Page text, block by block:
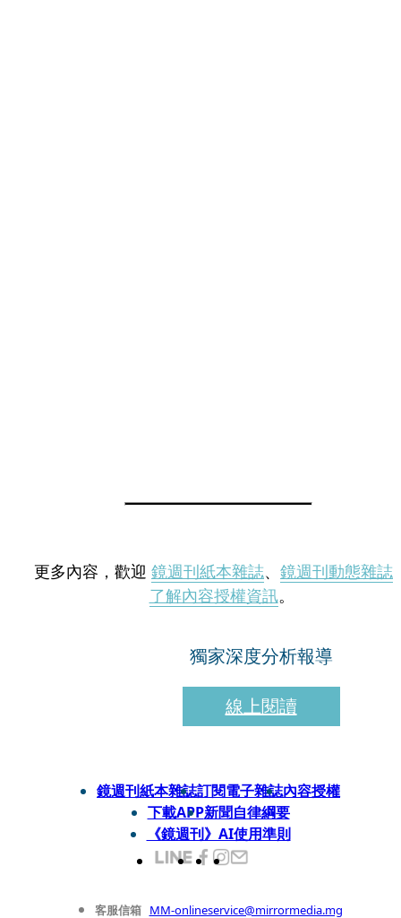
更多內容，歡迎 鏡週刊紙本雜誌、 鏡週刊動態雜誌
了解內容授權資訊。
獨家深度分析報導
線上閱讀
鏡週刊紙本雜誌訂閱電子雜誌內容授權
下載APP新聞自律綱要
《鏡週刊》AI使用準則
客服信箱 MM-onlineservice@mirrormedia.mg